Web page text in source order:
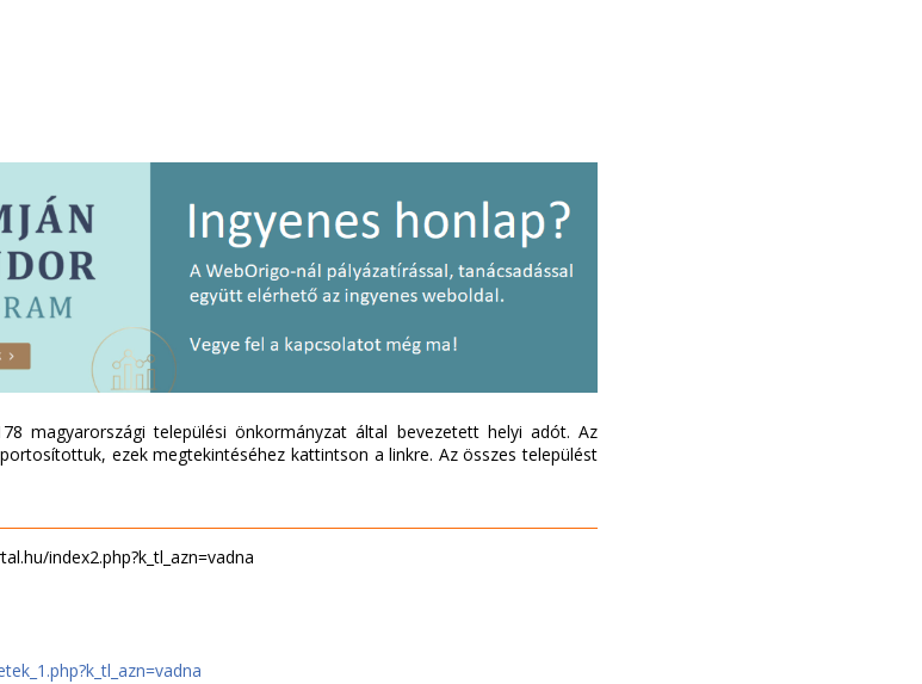
magyarországi települési önkormányzat által bevezetett helyi adót. Az
ezek megtekintéséhez kattintson a linkre. Az összes települést
index2.php?k_tl_azn=vadna